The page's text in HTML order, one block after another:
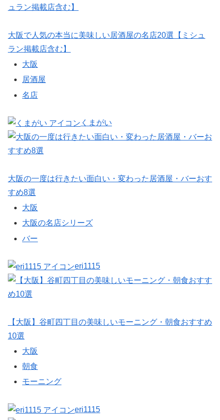
大阪で人気の本当に美味しい居酒屋の名店20選【ミシュ
ラン掲載店含む】
大阪
居酒屋
名店
くまがい
大阪の一度は行きたい面白い・変わった居酒屋・バーおす
すめ8選
大阪
大阪の名店シリーズ
バー
eri1115
【大阪】谷町四丁目の美味しいモーニング・朝食おすすめ
10選
大阪
朝食
モーニング
eri1115